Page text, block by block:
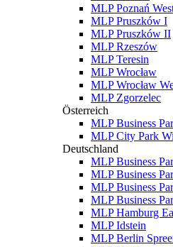
MLP Poznań
MLP Pruszków I
MLP Pruszków II
MLP Rzeszów
MLP Teresin
MLP Wrocław
MLP Wrocław
MLP Zgorzelec
Österreich
MLP Business
MLP City Park
Deutschland
MLP Business
MLP Business
MLP Business
MLP Business
MLP Hamburg
MLP Idstein
MLP Berlin